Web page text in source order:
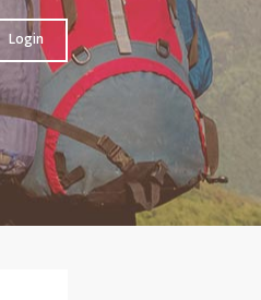
Login